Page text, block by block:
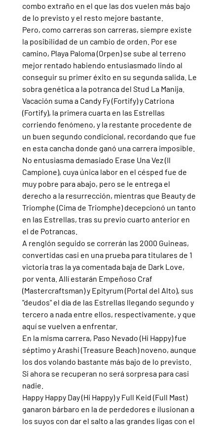
combo extraño en el que las dos vuelen más bajo
de lo previsto y el resto mejore bastante.
Pero, como carreras son carreras, siempre existe
la posibilidad de un cambio de orden. Por ese
camino, Playa Paloma (Orpen) se sube al terreno
mejor rentado habiendo entusiasmado lindo al
conseguir su primer éxito en su segunda salida. Le
sobra genética a la potranca del Stud La Manija.
Vacación suma a Candy Fy (Fortify) y Catriona
(Fortify), la primera cuarta en las Estrellas
corriendo fenómeno, y la restante procedente de
un buen segundo condicional, recordando que fue
en esta cancha donde ganó una carrera imposible.
No entusiasma demasiado Erase Una Vez (Il
Campione), cuya única labor en el césped fue de
muy pobre para abajo, pero se le entrega el
derecho a la resurrección, mientras que Beauty de
Triomphe (Cima de Triomphe) decepcionó un tanto
en las Estrellas, tras su previo cuarto anterior en
el de Potrancas.
A renglón seguido se correrán las 2000 Guineas,
convertidas casi en una prueba para titulares de 1
victoria tras la ya comentada baja de Dark Love,
por venta. Allí estarán Empeñoso Craf
(Mastercraftsman) y Epityrum (Portal del Alto), sus
"deudos" el día de las Estrellas llegando segundo y
tercero a nada entre ellos, respectivamente, y que
aquí se vuelven a enfrentar.
En la misma carrera, Paso Nevado (Hi Happy) fue
séptimo y Arashi (Treasure Beach) noveno, aunque
los dos volando bastante más bajo de lo previsto.
Si ahora se recuperan no será sorpresa para casi
nadie.
Happy Happy Day (Hi Happy) y Full Keid (Full Mast)
ganaron bárbaro en la de perdedores e ilusionan a
los suyos con dar el salto a las grandes ligas con el